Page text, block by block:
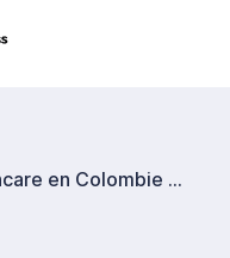
Skincare en Colombie : l’essor d’ISDIN illustre un marché porteur pour les entreprises françaises